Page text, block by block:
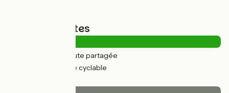
Types de routes
(2%) Route partagée
(98%) Voie cyclable